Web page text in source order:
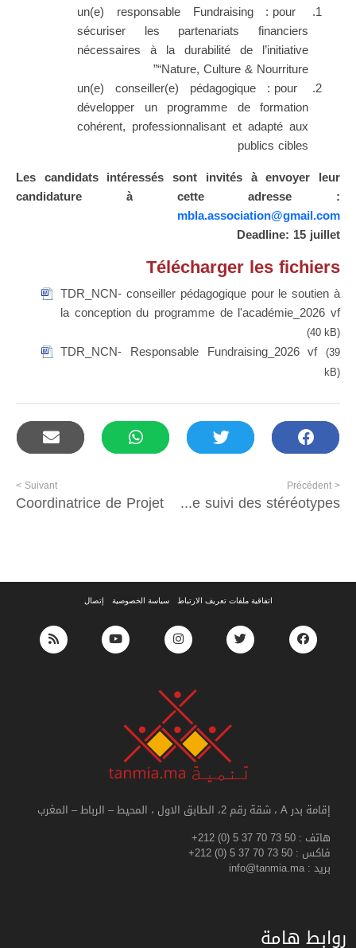
un(e) responsable Fundraising : pour
sécuriser les partenariats financiers
nécessaires à la durabilité de l’initiative
“Nature, Culture & Nourriture”
un(e) conseiller(e) pédagogique : pour
développer un programme de formation
cohérent, professionnalisant et adapté aux
publics cibles
Les candidats intéressés sont invités à envoyer leur
candidature à cette adresse :
mbla.association@gmail.com
Deadline: 15 juillet
Télécharger les fichiers
TDR_NCN- conseiller pédagogique pour le soutien à
la conception du programme de l'académie_2026 vf
(40 kB)
TDR_NCN- Responsable Fundraising_2026 vf (39
kB)
< Précédent
Elaboration d’un guide pratique pour l’analyse des produits médiatiques selon une approche genre et le suivi des stéréotypes
Suivant >
Coordinatrice de Projet
اتفاقية ملفات تعريف الارتباط سياسة الخصوصية إتصال
إقامة بدر A ، شقة رقم 2، الطابق الاول ، المحيط – الرباط – المغرب
هاتف : +212 (0) 5 37 70 73 50
فاكس : +212 (0) 5 37 70 73 50
بريد : info@tanmia.ma
روابط هامة